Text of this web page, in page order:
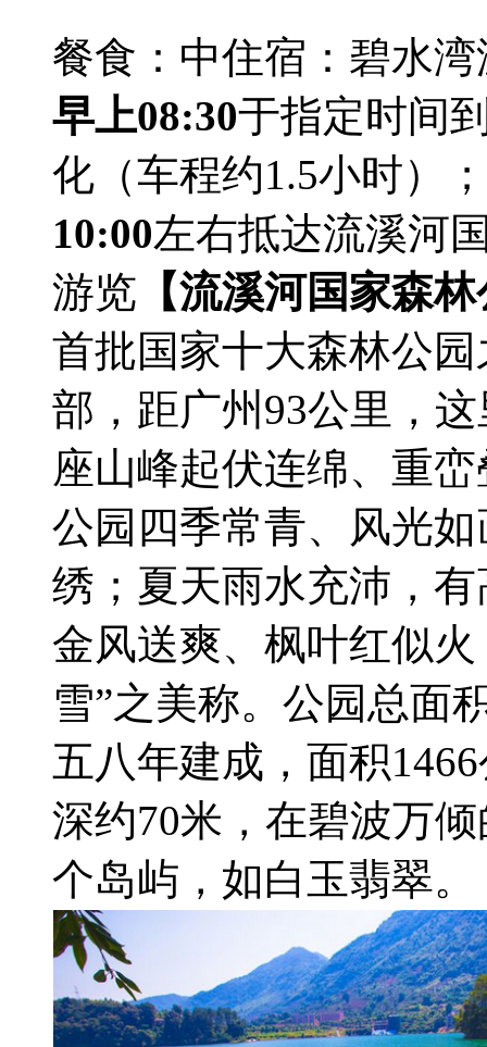
餐食：中住宿：碧水
早上08:30于指定时间
化（车程约1.5小时）；
10:00左右抵达流溪河
游览 【流溪河国家森
首批国家十大森林公
部，距广州93公里，
座山峰起伏连绵、重
公园四季常青、风光
绣；夏天雨水充沛，
金风送爽、枫叶红似
雪”之美称。公园总面
五八年建成，面积
深约70米，在碧波万
个岛屿，如白玉翡翠。